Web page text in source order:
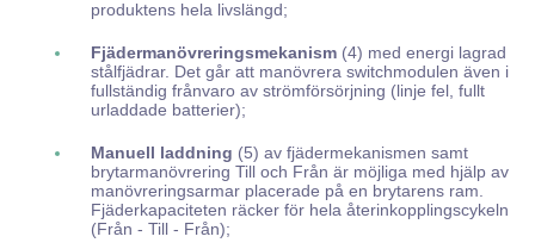
produktens hela livslängd;
Fjädermanövreringsmekanism (4) med energi lagrad
stålfjädrar. Det går att manövrera switchmodulen även i
fullständig frånvaro av strömförsörjning (linje fel, fullt
urladdade batterier);
Manuell laddning (5) av fjädermekanismen samt
brytarmanövrering Till och Från är möjliga med hjälp av
manövreringsarmar placerade på en brytarens ram.
Fjäderkapaciteten räcker för hela återinkopplingscykeln
(Från - Till - Från);